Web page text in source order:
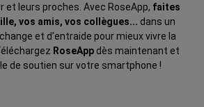
et leurs proches. Avec RoseApp, faites
vos amis, vos collègues... dans un
et d’entraide pour mieux vivre la
RoseApp dès maintenant et
de soutien sur votre smartphone !